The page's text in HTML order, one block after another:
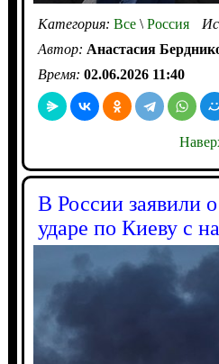
Категория: Все\Россия
Автор: Анастасия
Время: 02.06.2026 11:40
В России заявили
ударе по Киеву с